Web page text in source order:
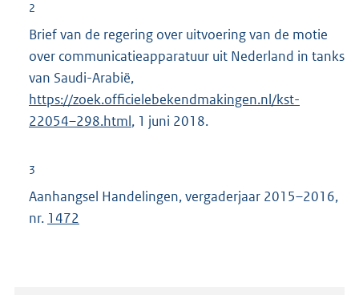
2
Brief van de regering over uitvoering van de motie
over communicatieapparatuur uit Nederland in tanks
van Saudi-Arabië,
https://zoek.officielebekendmakingen.nl/kst-
22054–298.html, 1 juni 2018.
3
Aanhangsel Handelingen, vergaderjaar 2015–2016,
nr. 1472